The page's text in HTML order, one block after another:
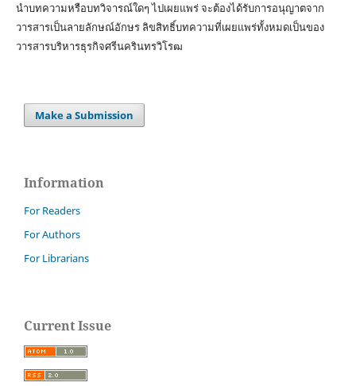
นำบทความหรือบทวิจารณ์ใดๆ ไปเผยแพร่ จะต้องได้รับการอนุญาตจาก
วารสารเป็นลายลักษณ์อักษร ลิขสิทธิ์บทความที่เผยแพร่ทั้งหมดเป็นของ
วารสารบริหารธุรกิจศรีนครินทรวิโรฒ
Make a Submission
Information
For Readers
For Authors
For Librarians
Current Issue